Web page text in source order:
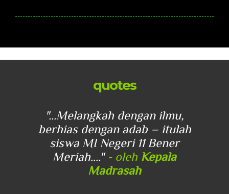
quotes
"...Melangkah dengan ilmu,
berhias dengan adab – itulah
siswa MI Negeri 11 Bener
Meriah...." - oleh Kepala
Madrasah